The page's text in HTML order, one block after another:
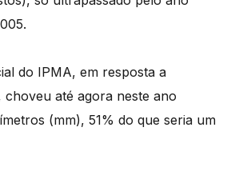
do IPMA, em resposta a
choveu até agora neste ano
(mm), 51% do que seria um